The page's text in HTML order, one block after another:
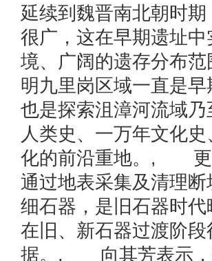
延续到魏晋南北朝时
很广，这在早期遗址
境、广阔的遗存分布
明九里岗区域一直是
也是探索沮漳河流域
人类史、一万年文化
化的前沿重地。, 更
通过地表采集及清理
细石器，是旧石器时
在旧、新石器过渡阶
据。, 向其芳表示，